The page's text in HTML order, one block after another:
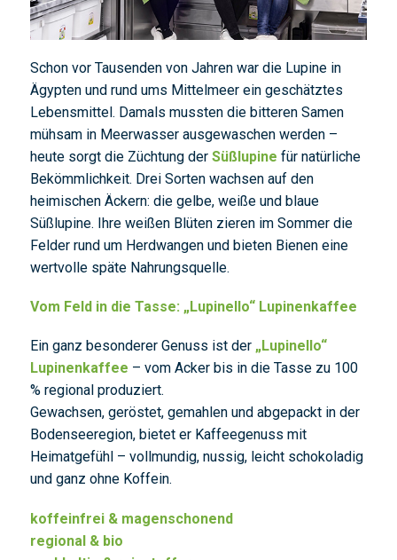
Schon vor Tausenden von Jahren war die Lupine in
Ägypten und rund ums Mittelmeer ein geschätztes
Lebensmittel. Damals mussten die bitteren Samen
mühsam in Meerwasser ausgewaschen werden –
heute sorgt die Züchtung der Süßlupine für natürliche
Bekömmlichkeit. Drei Sorten wachsen auf den
heimischen Äckern: die gelbe, weiße und blaue
Süßlupine. Ihre weißen Blüten zieren im Sommer die
Felder rund um Herdwangen und bieten Bienen eine
wertvolle späte Nahrungsquelle.
Vom Feld in die Tasse: „Lupinello“ Lupinenkaffee
Ein ganz besonderer Genuss ist der „Lupinello“
Lupinenkaffee – vom Acker bis in die Tasse zu 100
% regional produziert.
Gewachsen, geröstet, gemahlen und abgepackt in der
Bodenseeregion, bietet er Kaffeegenuss mit
Heimatgefühl – vollmundig, nussig, leicht schokoladig
und ganz ohne Koffein.
koffeinfrei & magenschonend
regional & bio